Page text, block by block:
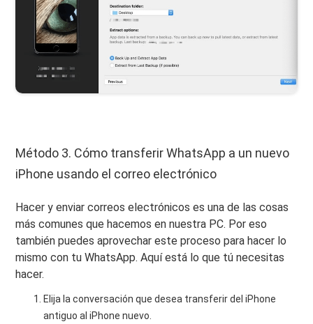
Método 3. Cómo transferir WhatsApp a un nuevo
iPhone usando el correo electrónico
Hacer y enviar correos electrónicos es una de las cosas
más comunes que hacemos en nuestra PC. Por eso
también puedes aprovechar este proceso para hacer lo
mismo con tu WhatsApp. Aquí está lo que tú necesitas
hacer.
Elija la conversación que desea transferir del iPhone
antiguo al iPhone nuevo.